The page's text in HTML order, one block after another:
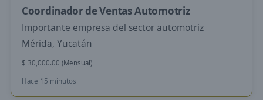
Coordinador de Ventas Automotriz
Importante empresa del sector automotriz
Mérida, Yucatán
$ 30,000.00 (Mensual)
Hace 15 minutos